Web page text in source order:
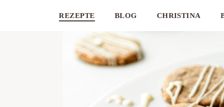
REZEPTE BLOG CHRISTINA